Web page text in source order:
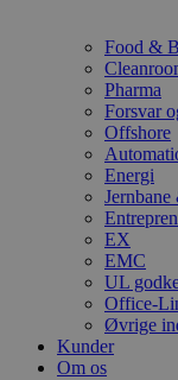
Food &
Pharma
Forsvar
Offshore
Energi
EX
EMC
UL
Office-
Øvrige
Kunder
Om os